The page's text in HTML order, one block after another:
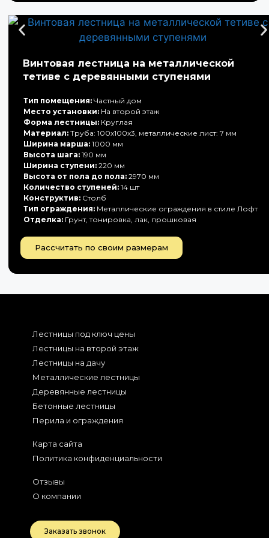
Винтовая лестница на металлической
тетиве с деревянными ступенями
Тип помещения: Частный дом
Место установки: На второй этаж
Форма лестницы: Круглая
Материал: Труба: 100х100х3, металлические лист: 7 мм
Ширина марша: 1000 мм
Высота шага: 190 мм
Ширина ступени: 220 мм
Высота от пола до пола: 2970 мм
Количество ступеней: 14 шт
Конструктив: Столб
Тип ограждения: Металлические ограждения в стиле Лофт
Отделка: Грунт, тонировка, лак, прошковая
Рассчитать по своим размерам
Лестницы под ключ цены
Лестницы на второй этаж
Лестницы на дачу
Металлические лестницы
Деревянные лестницы
Бетонные лестницы
Перила и ограждения
Карта сайта
Политика конфиденциальности
Отзывы
О компании
Заказать звонок